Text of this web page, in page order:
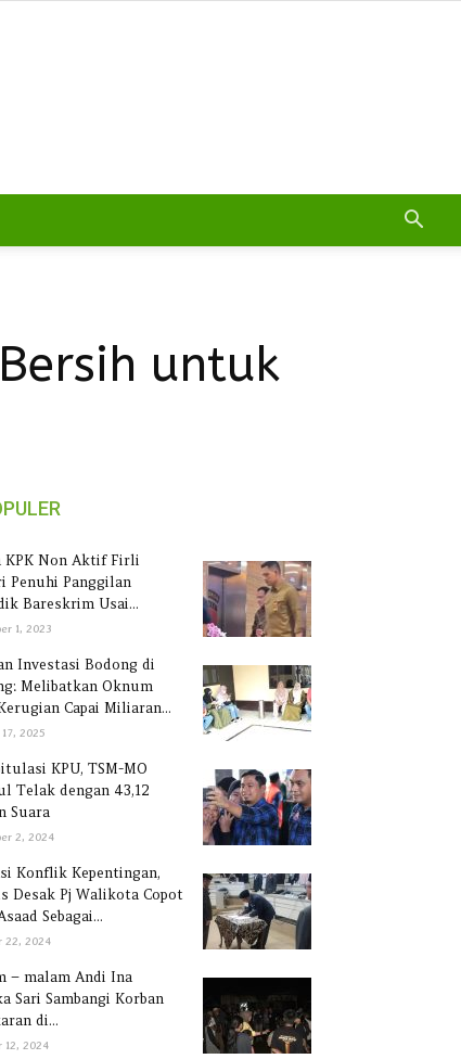
untuk
KPK Non Aktif Firli
Penuhi Panggilan
Bareskrim Usai...
1, 2023
Investasi Bodong di
Melibatkan Oknum
Capai Miliaran...
2025
KPU, TSM-MO
Telak dengan 43,12
Suara
2, 2024
Konflik Kepentingan,
Desak Pj Walikota Copot
Sebagai...
22, 2024
– malam Andi Ina
Sari Sambangi Korban
di...
12, 2024